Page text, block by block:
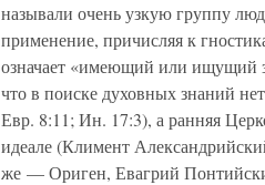
называли очень узкую группу
применение, причисляя к
означает «имеющий или ищущий
что в поиске духовных знаний
Евр. 8:11; Ин. 17:3), а ранняя
идеале (Климент
же — Ориген, Евагрий